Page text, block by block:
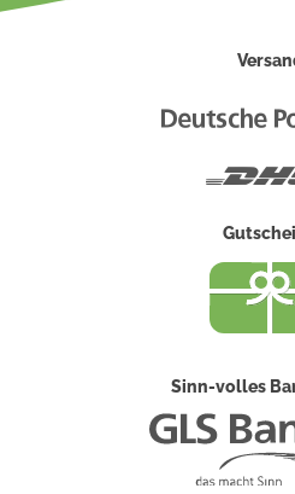
Sinn-volles